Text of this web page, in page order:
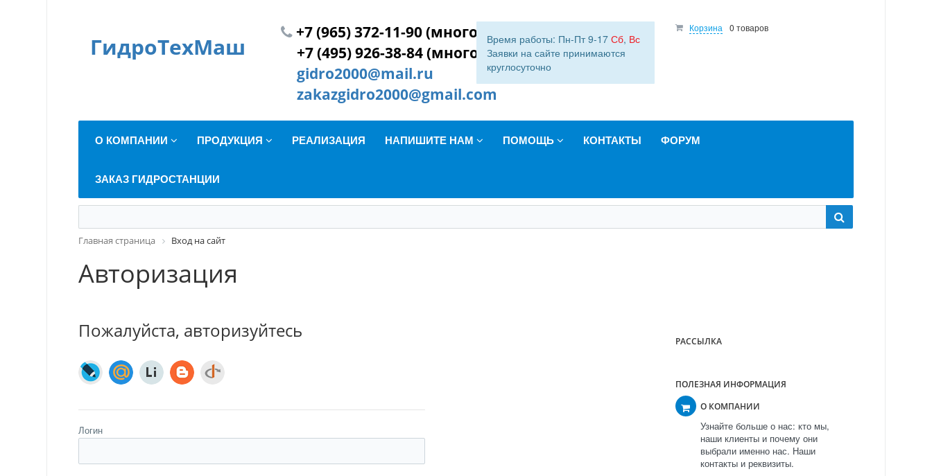
ГидроТехМаш
+7 (965) 372-11-90 (многокан.)
+7 (495) 926-38-84 (многокан.)
gidro2000@mail.ru
zakazgidro2000@gmail.com
Время работы: Пн-Пт 9-17 Сб, Вс
Заявки на сайте принимаются
круглосуточно
Корзина 0 товаров
О КОМПАНИИ ПРОДУКЦИЯ РЕАЛИЗАЦИЯ НАПИШИТЕ НАМ ПОМОЩЬ КОНТАКТЫ ФОРУМ
ЗАКАЗ ГИДРОСТАНЦИИ
Главная страница Вход на сайт
Авторизация
Пожалуйста, авторизуйтесь
Логин
РАССЫЛКА
ПОЛЕЗНАЯ ИНФОРМАЦИЯ
О КОМПАНИИ
Узнайте больше о нас: кто мы,
наши клиенты и почему они
выбрали именно нас. Наши
контакты и реквизиты.